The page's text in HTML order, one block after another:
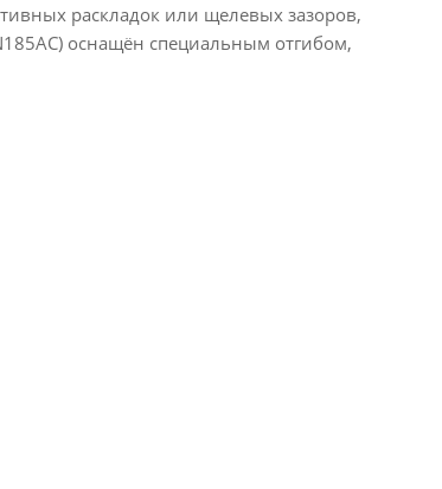
раскладок или щелевых зазоров,
оснащён специальным отгибом,